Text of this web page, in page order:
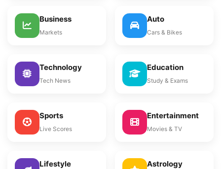
Business
Markets
Auto
Cars & Bikes
Technology
Tech News
Education
Study & Exams
Sports
Live Scores
Entertainment
Movies & TV
Lifestyle Astrology